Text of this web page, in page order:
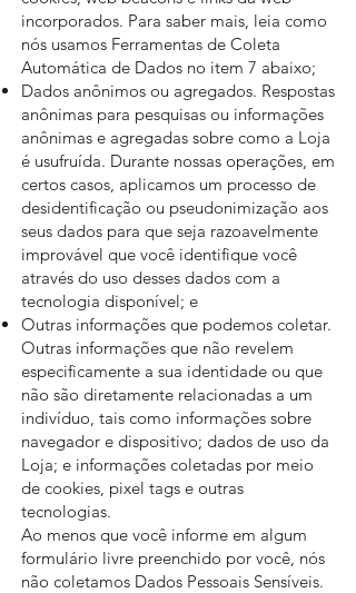
incorporados. Para saber mais, leia como
nós usamos Ferramentas de Coleta
Automática de Dados no item 7 abaixo;
Dados anônimos ou agregados. Respostas
anônimas para pesquisas ou informações
anônimas e agregadas sobre como a Loja
é usufruída. Durante nossas operações, em
certos casos, aplicamos um processo de
desidentificação ou pseudonimização aos
seus dados para que seja razoavelmente
improvável que você identifique você
através do uso desses dados com a
tecnologia disponível; e
Outras informações que podemos coletar.
Outras informações que não revelem
especificamente a sua identidade ou que
não são diretamente relacionadas a um
indivíduo, tais como informações sobre
navegador e dispositivo; dados de uso da
Loja; e informações coletadas por meio
de cookies, pixel tags e outras
tecnologias.
Ao menos que você informe em algum
formulário livre preenchido por você, nós
não coletamos Dados Pessoais Sensíveis.